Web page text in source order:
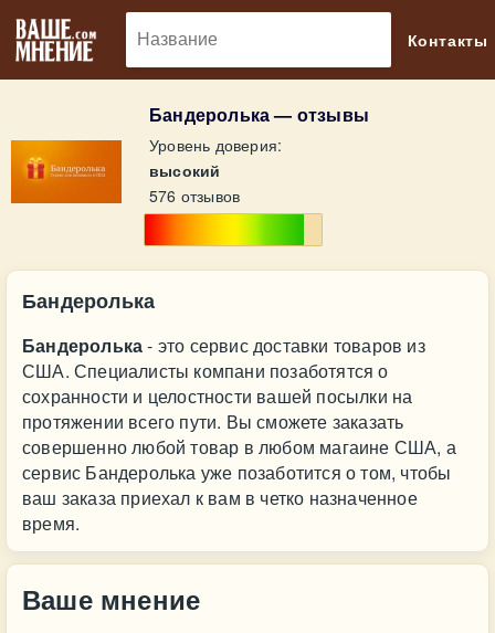
Контакты
Бандеролька — отзывы
Уровень доверия:
высокий
576 отзывов
Бандеролька
Бандеролька- это сервис доставки товаров из
США. Специалисты компани позаботятся о
сохранности и целостности вашей посылки на
протяжении всего пути. Вы сможете заказать
совершенно любой товар в любом магаине США, а
сервис Бандеролька уже позаботится о том, чтобы
ваш заказа приехал к вам в четко назначенное
время.
Ваше мнение